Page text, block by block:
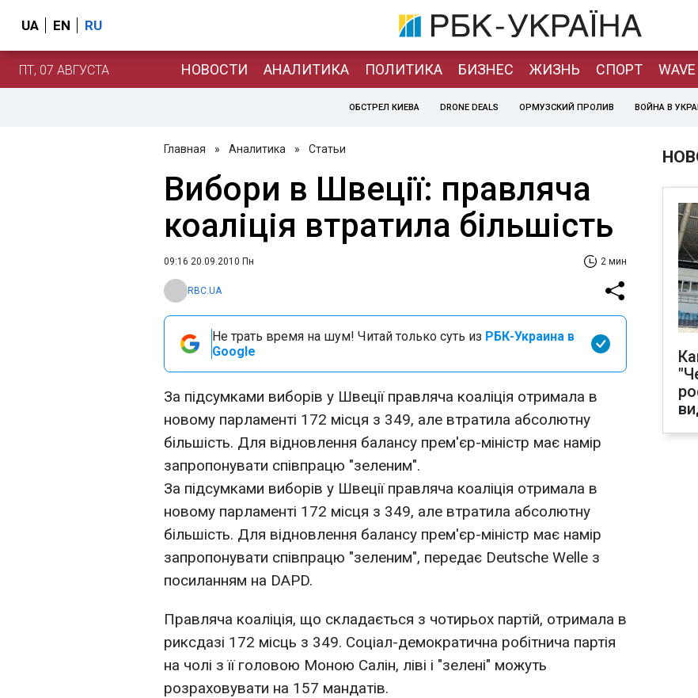
UA EN RU
ПТ, 07 АВГУСТА НОВОСТИ АНАЛИТИКА ПОЛИТИКА БИЗНЕС ЖИЗНЬ СПОРТ WAVE
ОБСТРЕЛ КИЕВА DRONE DEALS ОРМУЗСКИЙ ПРОЛИВ ВОЙНА В
Главная » Аналитика » Статьи
Вибори в Швеції: правляча
коаліція втратила більшість
09:16 20.09.2010 Пн 2 мин
RBC.UA
Не трать время на шум! Читай только суть из РБК-Украина в
Google
За підсумками виборів у Швеції правляча коаліція отримала в
новому парламенті 172 місця з 349, але втратила абсолютну
більшість. Для відновлення балансу прем'єр-міністр має намір
запропонувати співпрацю "зеленим".
За підсумками виборів у Швеції правляча коаліція отримала в
новому парламенті 172 місця з 349, але втратила абсолютну
більшість. Для відновлення балансу прем'єр-міністр має намір
запропонувати співпрацю "зеленим", передає Deutsche Welle з
посиланням на DAPD.
Правляча коаліція, що складається з чотирьох партій, отримала в
риксдазі 172 місць з 349. Соціал-демократична робітнича партія
на чолі з її головою Моною Салін, ліві і "зелені" можуть
розраховувати на 157 мандатів.